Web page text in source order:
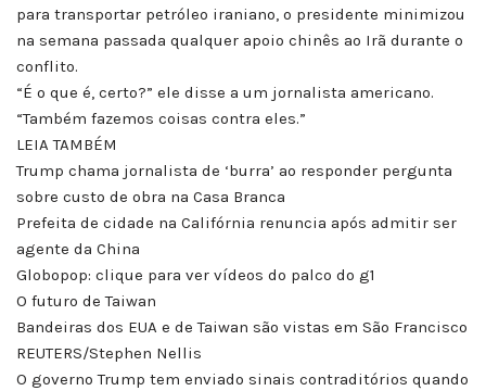
para transportar petróleo iraniano, o presidente minimizou
na semana passada qualquer apoio chinês ao Irã durante o
conflito.
“É o que é, certo?” ele disse a um jornalista americano.
“Também fazemos coisas contra eles.”
LEIA TAMBÉM
Trump chama jornalista de ‘burra’ ao responder pergunta
sobre custo de obra na Casa Branca
Prefeita de cidade na Califórnia renuncia após admitir ser
agente da China
Globopop: clique para ver vídeos do palco do g1
O futuro de Taiwan
Bandeiras dos EUA e de Taiwan são vistas em São Francisco
REUTERS/Stephen Nellis
O governo Trump tem enviado sinais contraditórios quando